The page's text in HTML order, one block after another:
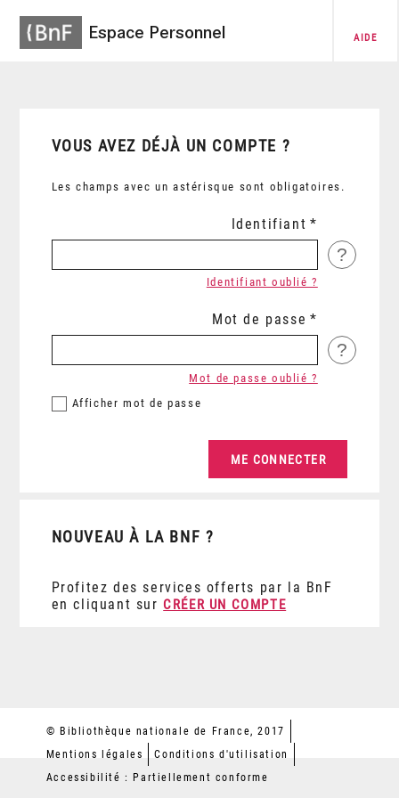
Espace Personnel AIDE
VOUS AVEZ DÉJÀ UN COMPTE ?
Les champs avec un astérisque sont obligatoires.
Identifiant
?
Identifiant oublié ?
Mot de passe
?
Afficher mot de passe
Mot de passe oublié ?
NOUVEAU À LA BNF ?
Profitez des services offerts par la BnF
en cliquant sur CRÉER UN COMPTE
© Bibliothèque nationale de France, 2017
Mentions légales
Conditions d'utilisation
Accessibilité : Partiellement conforme